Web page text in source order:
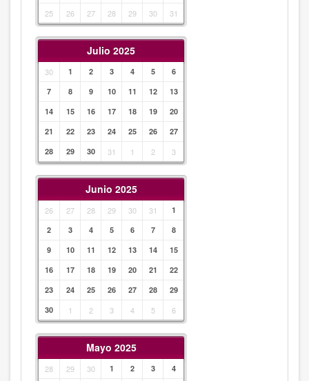
25
26 27 28 29 30 31
Julio 2025
30 1 2 3 4 5
6
7
8 9 10 11 12
13
14
15 16 17 18 19
20
21
22 23 24 25 26
27
28
29 30 31 1 2 3
Junio 2025
26 27 28 29 30 31
1
2
3 4 5 6 7
8
9
10 11 12 13 14
15
16
17 18 19 20 21
22
23
24 25 26 27 28
29
30
1 2 3 4 5 6
Mayo 2025
28 29 30 1 2 3 4